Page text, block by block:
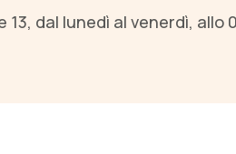
13, dal lunedì al venerdì, allo